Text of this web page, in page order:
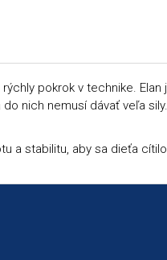
pokrok v technike.
nich nemusí dávať veľa
a stabilitu, aby sa dieťa